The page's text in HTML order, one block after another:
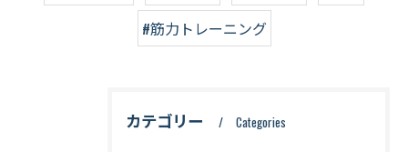
#筋力トレーニング
カテゴリー Categories